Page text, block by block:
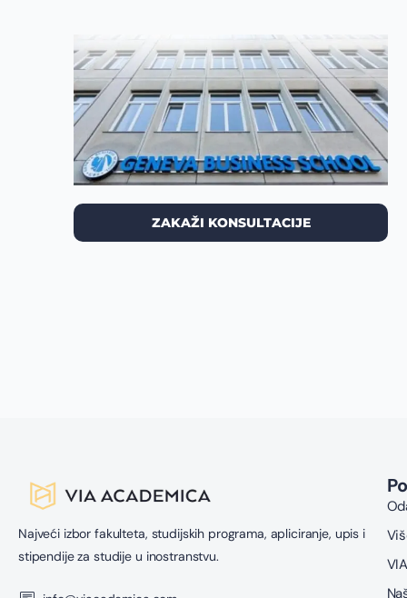
ZAKAŽI KONSULTACIJE
Najveći izbor fakulteta, studijskih programa, apliciranje, upis i
stipendije za studije u inostranstvu.